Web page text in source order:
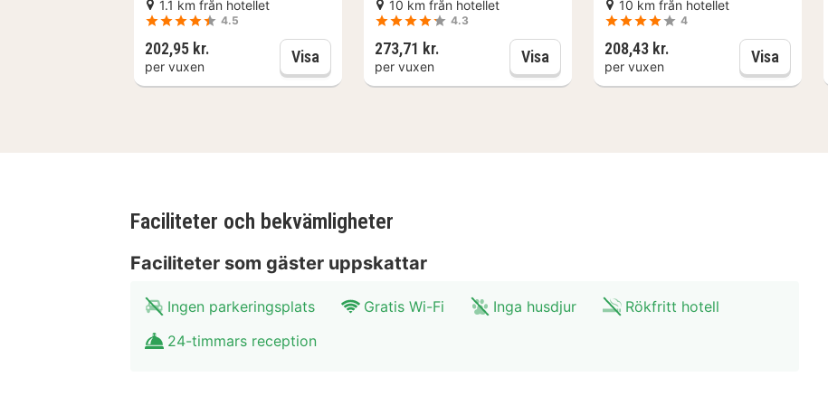
I Essen (Stadtbezirke I)
1.1 km från hotellet
4.5
202,95 kr.
per vuxen
Visa Adventure Darkness - Guidad tur i mörkret
10 km från hotellet
4.3
273,71 kr.
per vuxen
Visa Oberhausen: HOUSE OF MAGIC -
10 km från hotellet
4
208,43 kr.
per vuxen
Visa
Faciliteter och bekvämligheter
Faciliteter som gäster uppskattar
Ingen parkeringsplats Gratis Wi-Fi Inga husdjur
Rökfritt hotell
24-timmars reception